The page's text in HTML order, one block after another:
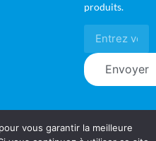
produits.
Envoyer
vous garantir la meilleure